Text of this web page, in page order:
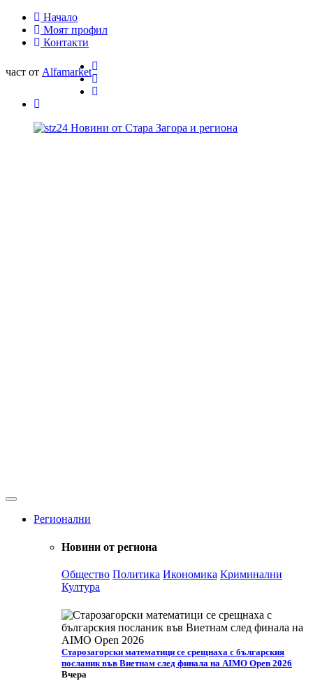
Начало
Моят профил
Контакти
част от Alfamarket
Регионални
Новини от региона
Общество Политика Икономика Криминални
Култура
Старозагорски математици се срещнаха с българския
посланик във Виетнам след финала на AIMO Open 2026
Вчера